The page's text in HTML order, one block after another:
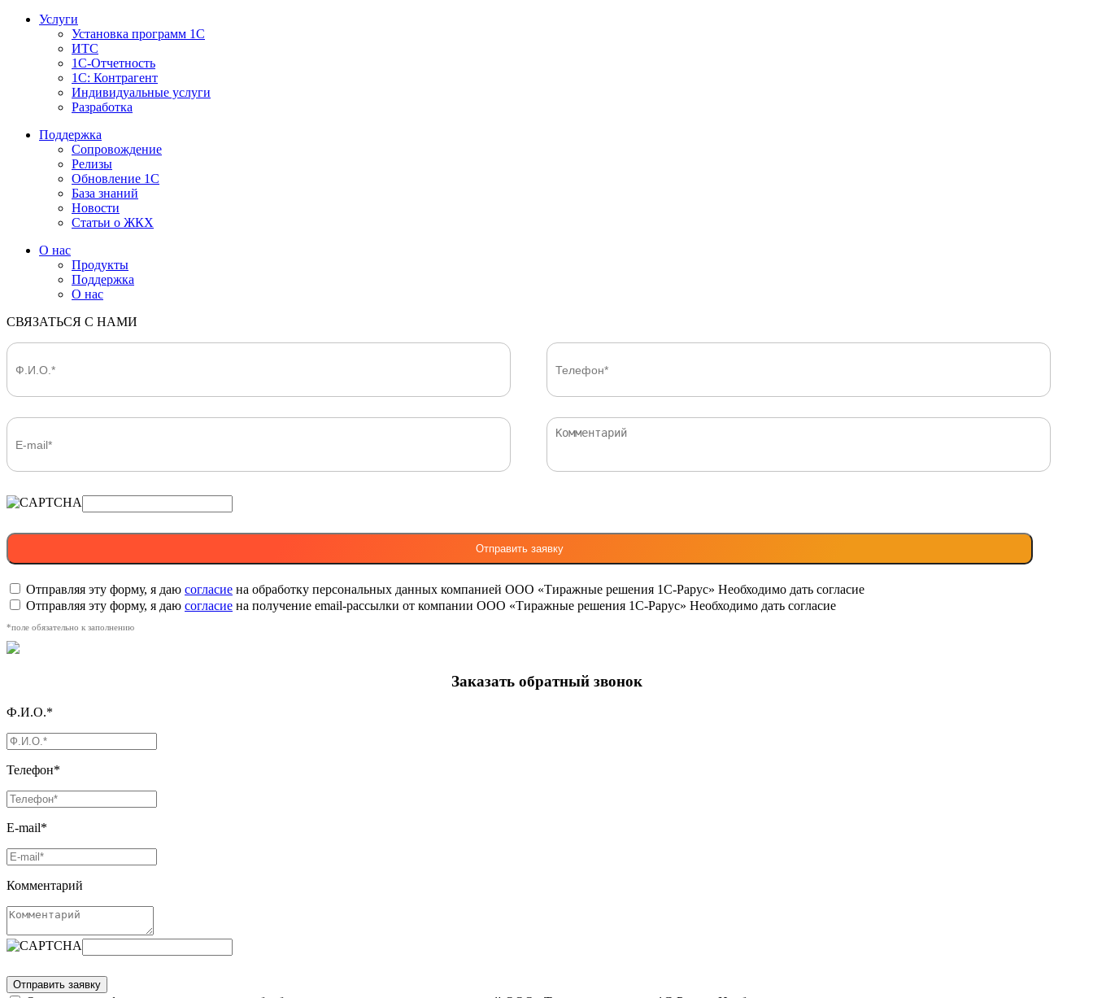
Услуги
Установка программ 1С
ИТС
1С-Отчетность
1С: Контрагент
Индивидуальные услуги
Разработка
Поддержка
Сопровождение
Релизы
Обновление 1С
База знаний
Новости
Статьи о ЖКХ
О нас
Продукты
Поддержка
О нас
СВЯЗАТЬСЯ С НАМИ
Отправляя эту форму, я даю согласие на обработку персональных данных компанией ООО «Тиражные решения 1С-Рарус» Необходимо дать согласие
Отправляя эту форму, я даю согласие на получение email-рассылки от компании ООО «Тиражные решения 1С-Рарус» Необходимо дать согласие
*поле обязательно к заполнению
Заказать обратный звонок
Ф.И.О.*
Телефон*
E-mail*
Комментарий